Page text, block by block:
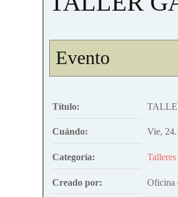
Evento
Título:
Cuándo: Vie,
Categoría:
Creado por: Oficina